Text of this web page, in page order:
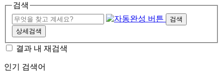
검색
검색
상세검색
결과 내 재검색
인기 검색어